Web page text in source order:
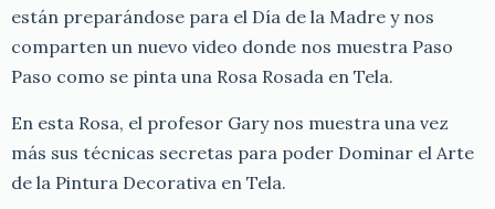
están preparándose para el Día de la Madre y nos
comparten un nuevo video donde nos muestra Paso
Paso como se pinta una Rosa Rosada en Tela.
En esta Rosa, el profesor Gary nos muestra una vez
más sus técnicas secretas para poder Dominar el Arte
de la Pintura Decorativa en Tela.